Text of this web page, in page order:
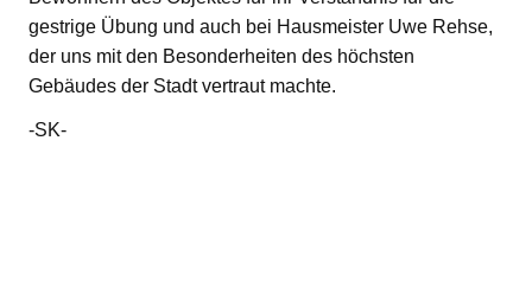
gestrige Übung und auch bei Hausmeister Uwe Rehse,
der uns mit den Besonderheiten des höchsten
Gebäudes der Stadt vertraut machte.
-SK-